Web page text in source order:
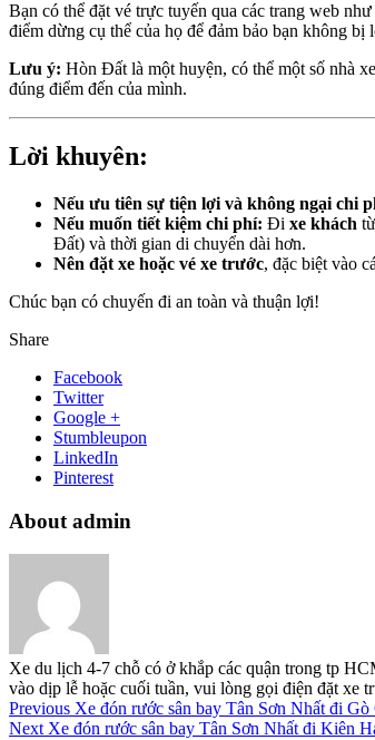
Bạn có thể đặt vé trực tuyến qua các trang web như
điểm dừng cụ thể của họ để đảm bảo bạn không bị
Lưu ý: Hòn Đất là một huyện, có thể một số nhà
đúng điểm đến của mình.
Lời khuyên:
Nếu ưu tiên sự tiện lợi và không ngại chi
Nếu muốn tiết kiệm chi phí: Đi xe khách
Đất) và thời gian di chuyển dài hơn.
Nên đặt xe hoặc vé xe trước, đặc biệt vào
Chúc bạn có chuyến đi an toàn và thuận lợi!
Share
Facebook
Twitter
Google +
Stumbleupon
LinkedIn
Pinterest
About admin
Xe du lịch 4-7 chỗ có ở khắp các quận trong tp
vào dịp lễ hoặc cuối tuần, vui lòng gọi điện đặt xe
Previous Xe đón rước sân bay Tân Sơn Nhất đi
Next Xe đón rước sân bay Tân Sơn Nhất đi Kiên